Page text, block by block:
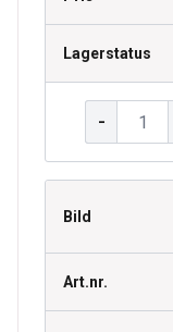
Lagerstatus
-
Bild
Art.nr.